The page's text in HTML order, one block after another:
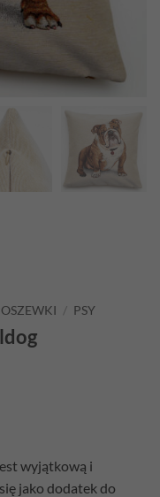
/ PSY
wyjątkową i
jako dodatek do